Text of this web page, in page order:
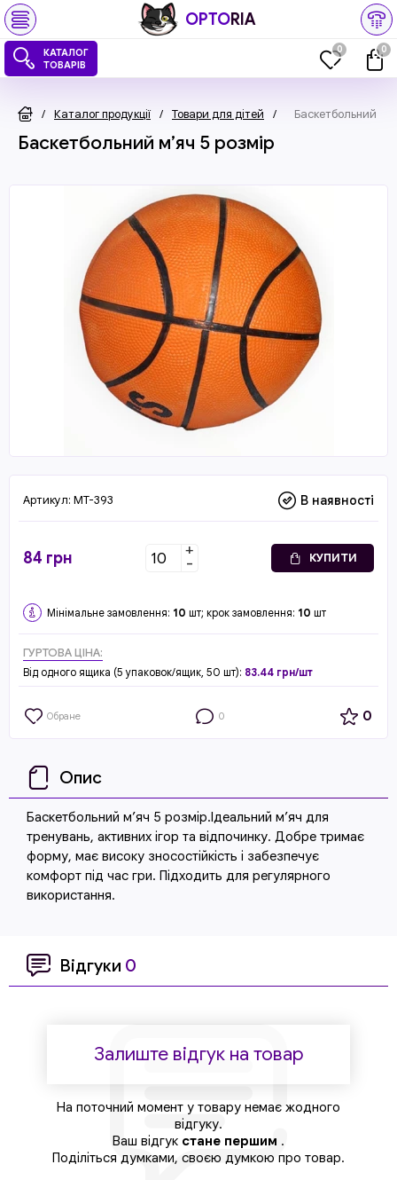
OPTORIA
КАТАЛОГ
ТОВАРІВ
0 0
/ Каталог продукції / Товари для дітей / Баскетбольний
Баскетбольний м’яч 5 розмір
Артикул: MT-393 В наявності
84 грн +
- КУПИТИ
Мінімальне замовлення: 10 шт; крок замовлення: 10 шт
ГУРТОВА ЦІНА:
Від одного ящика (5 упаковок/ящик, 50 шт): 83.44 грн/шт
Обране 0 0
Опис
Баскетбольний м’яч 5 розмір.Ідеальний м’яч для
тренувань, активних ігор та відпочинку. Добре тримає
форму, має високу зносостійкість і забезпечує
комфорт під час гри. Підходить для регулярного
використання.
Відгуки 0
Залиште відгук на товар
На поточний момент у товару немає жодного
відгуку.
Ваш відгук стане першим .
Поділіться думками, своєю думкою про товар.